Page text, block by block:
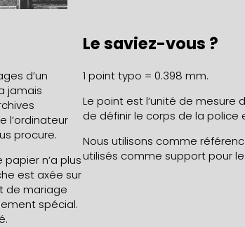
d’un
jamais
l’ordinateur
procure.
n’a plus
est axée sur
de mariage
spécial.
Le saviez-vous ?
1 point typo = 0.398 mm.
Le point est l’unité de mesure
de définir le corps de la police
Nous utilisons comme
utilisés comme support pour